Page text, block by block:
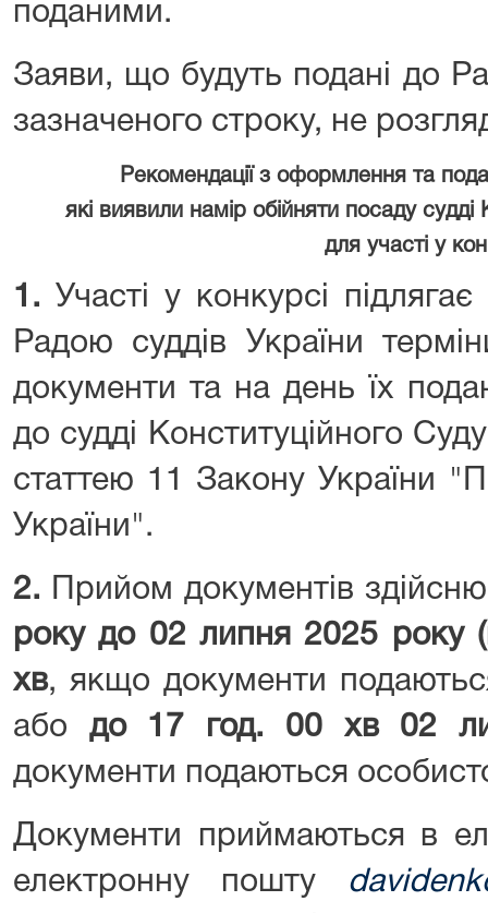
поданими.
Заяви, що будуть подані до
зазначеного строку, не
Рекомендації з оформлення та
які виявили намір обійняти посаду
для участі у
1. Участі у конкурсі
Радою суддів України
документи та на день їх
до судді Конституційного
статтею 11 Закону України
України".
2. Прийом документів
року до 02 липня 2025 року
хв, якщо документи
або до 17 год. 00 хв 02
документи подаються
Документи приймаються в
електронну пошту